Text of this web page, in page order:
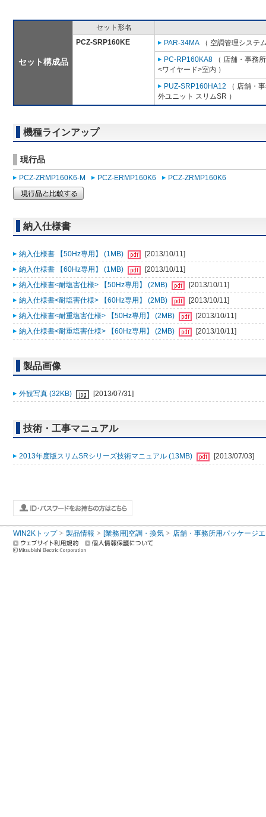
セット構成品
セット形名
PCZ-SRP160KE
PAR-34MA （ 空調管理システ
PC-RP160KA8 （ 店舗・事務
<ワイヤード>室内 ）
PUZ-SRP160HA12 （ 店舗・
外ユニット スリムSR ）
機種ラインアップ
現行品
PCZ-ZRMP160K6-M PCZ-ERMP160K6 PCZ-ZRMP160K6
納入仕様書
納入仕様書 【50Hz専用】 (1MB)
[2013/10/11]
納入仕様書 【60Hz専用】 (1MB)
[2013/10/11]
納入仕様書<耐塩害仕様> 【50Hz専用】 (2MB)
[2013/10/11]
納入仕様書<耐塩害仕様> 【60Hz専用】 (2MB)
[2013/10/11]
納入仕様書<耐重塩害仕様> 【50Hz専用】 (2MB)
[2013/10/11]
納入仕様書<耐重塩害仕様> 【60Hz専用】 (2MB)
[2013/10/11]
製品画像
外観写真 (32KB) [2013/07/31]
技術・工事マニュアル
2013年度版スリムSRシリーズ技術マニュアル (13MB) [2013/07/03]
WIN2Kトップ 製品情報 [業務用]空調・換気 店舗・事務所用パッケージ